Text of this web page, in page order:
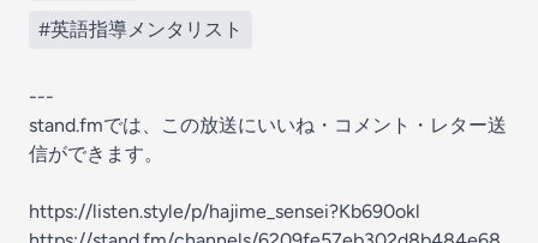
#英語指導メンタリスト
---
stand.fmでは、この放送にいいね・コメント・レター送
信ができます。
https://listen.style/p/hajime_sensei?Kb690okl